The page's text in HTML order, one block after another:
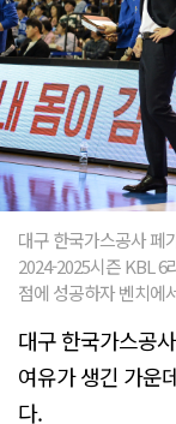
대구 한국가스공사 페
2024-2025시즌 KBL
점에 성공하자 벤치에
대구 한국가스공
여유가 생긴 가운
다.